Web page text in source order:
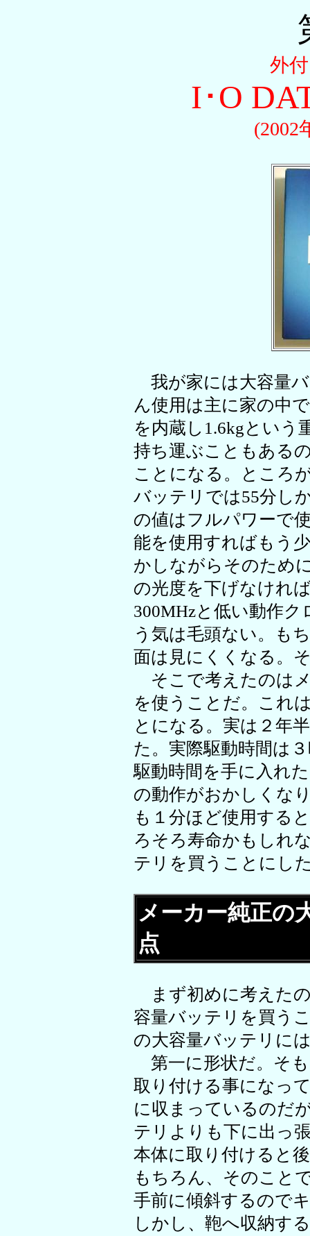
外
I･O
(2002
我が家には大容量
ん使用は主に家の中
を内蔵し1.6kgという
持ち運ぶこともある
ことになる。ところ
バッテリでは55分し
の値はフルパワーで
能を使用すればもう
かしながらそのため
の光度を下げなけれ
300MHzと低い動作ク
う気は毛頭ない。も
面は見にくくなる。
そこで考えたのは
を使うことだ。これ
とになる。実は２年
た。実際駆動時間は
駆動時間を手に入れ
の動作がおかしくな
も１分ほど使用する
ろそろ寿命かもしれ
テリを買うことにし
メーカー純正の
点
まず初めに考えた
容量バッテリを買う
の大容量バッテリに
第一に形状だ。そ
取り付ける事になっ
に収まっているのだ
テリよりも下に出っ
本体に取り付けると
もちろん、そのこと
手前に傾斜するので
しかし、鞄へ収納す